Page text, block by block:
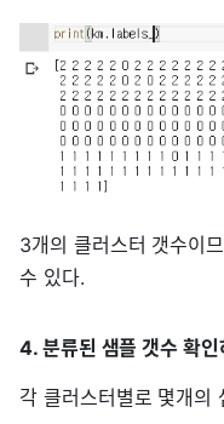
3개의 클러스터 갯수이
수 있다.
4. 분류된 샘플 갯수 확인
각 클러스터별로 몇개의